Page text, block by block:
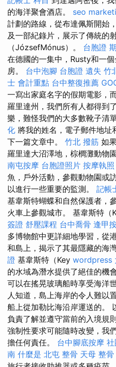
的海洋聚會酒店。 seo
計劃的路線，從布達佩斯開始
及一部紀錄片，展示了傳統的
（JózsefMónus）。 台胞證
在德國的一集中，Rusty和一
房。 台中泡腳 台胞證 遺失 竹
士 會計重點 台中整復推薦
一寫出家庭名字的假期電影，
羅里達州，我們所有人都得到
樂，難怪我們的大多數靴子清
化 將我的姓名，電子郵件地址
下一篇文章中。 竹北 撥筋 如
羅里達大沼澤地，棕櫚灘動物
南屯按摩 台胞證照片 按摩執照
魚，戶外活動，參觀動物園或
以進行一些重要的監測。 記帳
基韋斯特蝴蝶和自然保護者，
火車上參觀城市。 基韋斯特（
簽證 舒壓課程 台中喬骨 逢甲
多博物館中更詳細地學習，從
和島上，揭示了其最隱藏的海
證 基韋斯特（Key wordpress
的水域為潛水提供了絕佳的機
可以在搖晃玻璃船時享受海洋
人知道，島上海岸的令人難以
船上從加勒比海沿岸運送的。
負責了解並遵守當前的入境規
強制性要求可能隨時改變，我
擔任何責任。 台中腳底按摩 社
南 什麼是 北屯 整骨 天母 整骨